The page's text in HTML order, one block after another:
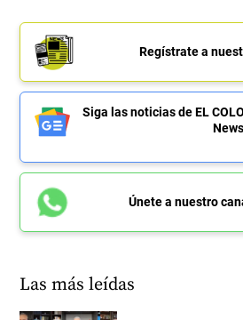
Regístrate a
Siga las noticias de EL
News
Únete a nuestro
Las más leídas